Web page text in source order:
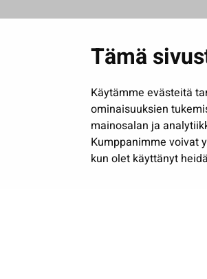
Tämä
Käytämme evästeitä
ominaisuuksien
mainosalan ja
Kumppanimme voivat
kun olet käyttänyt